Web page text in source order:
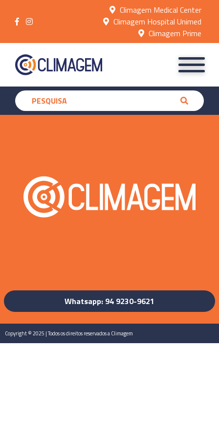
Climagem Medical Center
Climagem Hospital Unimed
Climagem Prime
Whatsapp: 94 9230-9621
Copyright © 2025 | Todos os direitos reservados a Climagem